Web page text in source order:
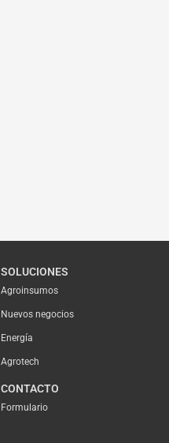
SOLUCIONES
Agroinsumos
Nuevos negocios
Energía
Agrotech
CONTACTO
Formulario